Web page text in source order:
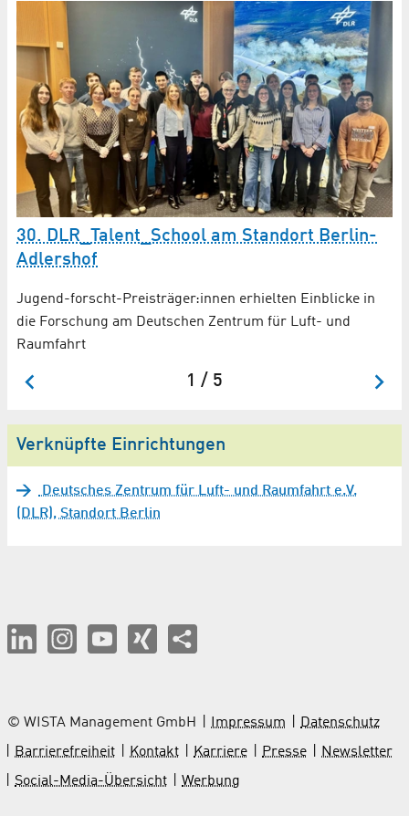
30. DLR_Talent_School am Standort Berlin-
Adlershof
Jugend-forscht-Preisträger:innen erhielten Einblicke in
die Forschung am Deutschen Zentrum für Luft- und
Raumfahrt
1 / 5
Verknüpfte Einrichtungen
Deutsches Zentrum für Luft- und Raumfahrt e.V.
(DLR), Standort Berlin
© WISTA Management GmbH Impressum
Datenschutz
Barrierefreiheit
Kontakt Karriere Presse
Newsletter
Social-Media-Übersicht
Werbung